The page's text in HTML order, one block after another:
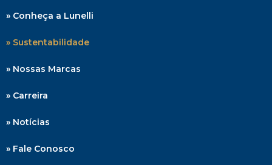
» Conheça a Lunelli
» Sustentabilidade
» Nossas Marcas
» Carreira
» Notícias
» Fale Conosco